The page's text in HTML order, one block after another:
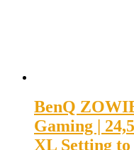
BenQ
Gaming |
XL Setting to